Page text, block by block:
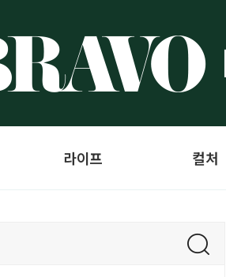
라이프 컬처